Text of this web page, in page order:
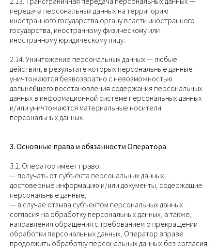
передача персональных данных на территорию
иностранного государства органу власти иностранного
государства, иностранному физическому или
иностранному юридическому лицу.
2.14. Уничтожение персональных данных — любые
действия, в результате которых персональные данные
уничтожаются безвозвратно с невозможностью
дальнейшего восстановления содержания персональных
данных в информационной системе персональных данных
и/или уничтожаются материальные носители
персональных данных.
3. Основные права и обязанности Оператора
3.1. Оператор имеет право:
— получать от субъекта персональных данных
достоверные информацию и/или документы, содержащие
персональные данные;
— в случае отзыва субъектом персональных данных
согласия на обработку персональных данных, а также,
направления обращения с требованием о прекращении
обработки персональных данных, Оператор вправе
продолжить обработку персональных данных без согласия